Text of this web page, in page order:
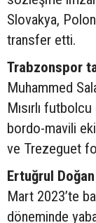
Slovakya,
transfer etti.
Trabzonspor
Muhammed
Mısırlı
bordo-mavili
ve Trezeguet
Ertuğrul
Mart 2023’te
döneminde